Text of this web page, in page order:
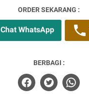
ORDER SEKARANG :
Chat WhatsApp
BERBAGI :